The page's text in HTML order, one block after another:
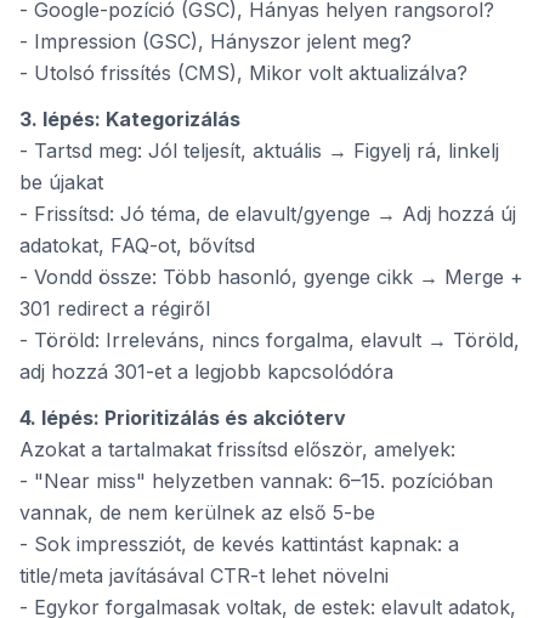
- Google-pozíció (GSC), Hányas helyen rangsorol?
- Impression (GSC), Hányszor jelent meg?
- Utolsó frissítés (CMS), Mikor volt aktualizálva?
3. lépés: Kategorizálás
- Tartsd meg: Jól teljesít, aktuális → Figyelj rá, linkelj
be újakat
- Frissítsd: Jó téma, de elavult/gyenge → Adj hozzá új
adatokat, FAQ-ot, bővítsd
- Vondd össze: Több hasonló, gyenge cikk → Merge +
301 redirect a régiről
- Töröld: Irreleváns, nincs forgalma, elavult → Töröld,
adj hozzá 301-et a legjobb kapcsolódóra
4. lépés: Prioritizálás és akcióterv
Azokat a tartalmakat frissítsd először, amelyek:
- "Near miss" helyzetben vannak: 6–15. pozícióban
vannak, de nem kerülnek az első 5-be
- Sok impressziót, de kevés kattintást kapnak: a
title/meta javításával CTR-t lehet növelni
- Egykor forgalmasak voltak, de estek: elavult adatok,